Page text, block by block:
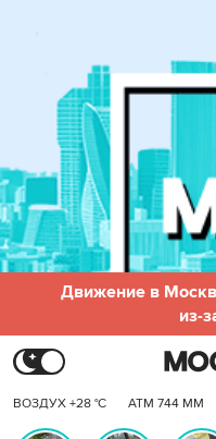
Движение в
из-
ВОЗДУХ +28 °C АТМ 744 ММ